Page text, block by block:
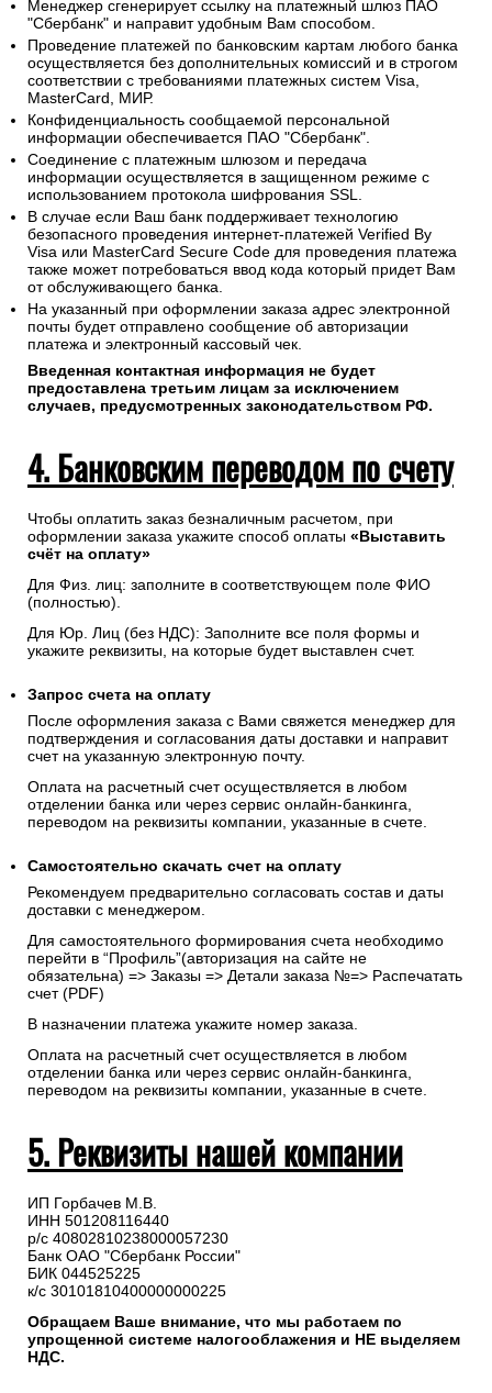
Менеджер сгенерирует ссылку на платежный шлюз ПАО
"Сбербанк" и направит удобным Вам способом.
Проведение платежей по банковским картам любого банка
осуществляется без дополнительных комиссий и в строгом
соответствии с требованиями платежных систем Visa,
MasterCard, МИР.
Конфиденциальность сообщаемой персональной
информации обеспечивается ПАО "Сбербанк".
Соединение с платежным шлюзом и передача
информации осуществляется в защищенном режиме с
использованием протокола шифрования SSL.
В случае если Ваш банк поддерживает технологию
безопасного проведения интернет-платежей Verified By
Visa или MasterCard Secure Code для проведения платежа
также может потребоваться ввод кода который придет Вам
от обслуживающего банка.
На указанный при оформлении заказа адрес электронной
почты будет отправлено сообщение об авторизации
платежа и электронный кассовый чек.
Введенная контактная информация не будет
предоставлена третьим лицам за исключением
случаев, предусмотренных законодательством РФ.
4. Банковским переводом по счету
Чтобы оплатить заказ безналичным расчетом, при
оформлении заказа укажите способ оплаты «Выставить
счёт на оплату»
Для Физ. лиц: заполните в соответствующем поле ФИО
(полностью).
Для Юр. Лиц (без НДС): Заполните все поля формы и
укажите реквизиты, на которые будет выставлен счет.
Запрос счета на оплату
После оформления заказа с Вами свяжется менеджер для
подтверждения и согласования даты доставки и направит
счет на указанную электронную почту.
Оплата на расчетный счет осуществляется в любом
отделении банка или через сервис онлайн-банкинга,
переводом на реквизиты компании, указанные в счете.
Самостоятельно скачать счет на оплату
Рекомендуем предварительно согласовать состав и даты
доставки с менеджером.
Для самостоятельного формирования счета необходимо
перейти в “Профиль”(авторизация на сайте не
обязательна) => Заказы => Детали заказа №=> Распечатать
счет (PDF)
В назначении платежа укажите номер заказа.
Оплата на расчетный счет осуществляется в любом
отделении банка или через сервис онлайн-банкинга,
переводом на реквизиты компании, указанные в счете.
5. Реквизиты нашей компании
ИП Горбачев М.В.
ИНН 501208116440
р/с 40802810238000057230
Банк ОАО "Сбербанк России"
БИК 044525225
к/с 30101810400000000225
Обращаем Ваше внимание, что мы работаем по
упрощенной системе налогооблажения и НЕ выделяем
НДС.